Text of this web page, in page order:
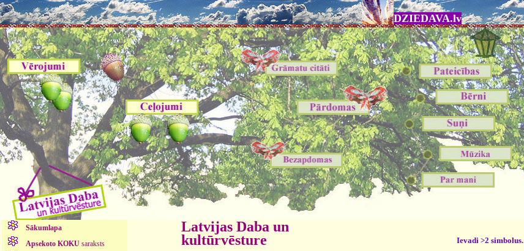
DZIEDAVA.lv
Sākumlapa
Apsekoto KOKUsaraksts
Latvijas Daba un
kultūrvēsture
Ievadi >2 simbolus.